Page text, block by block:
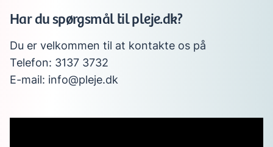
Har du spørgsmål til pleje.dk?
Du er velkommen til at kontakte os på
Telefon: 3137 3732
E-mail: info@pleje.dk